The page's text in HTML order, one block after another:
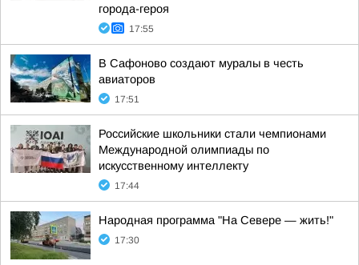
города-героя
17:55
В Сафоново создают муралы в честь
авиаторов
17:51
Российские школьники стали чемпионами
Международной олимпиады по
искусственному интеллекту
17:44
Народная программа "На Севере — жить!"
17:30